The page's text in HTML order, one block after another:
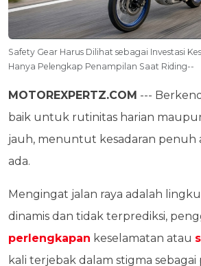
Safety Gear Harus Dilihat sebagai Investasi
Hanya Pelengkap Penampilan Saat Riding--
MOTOREXPERTZ.COM ---
baik untuk rutinitas harian
jauh, menuntut kesadaran penuh
ada.
Mengingat jalan raya adalah
dinamis dan tidak terprediksi,
perlengkapan keselamatan atau
kali terjebak dalam stigma